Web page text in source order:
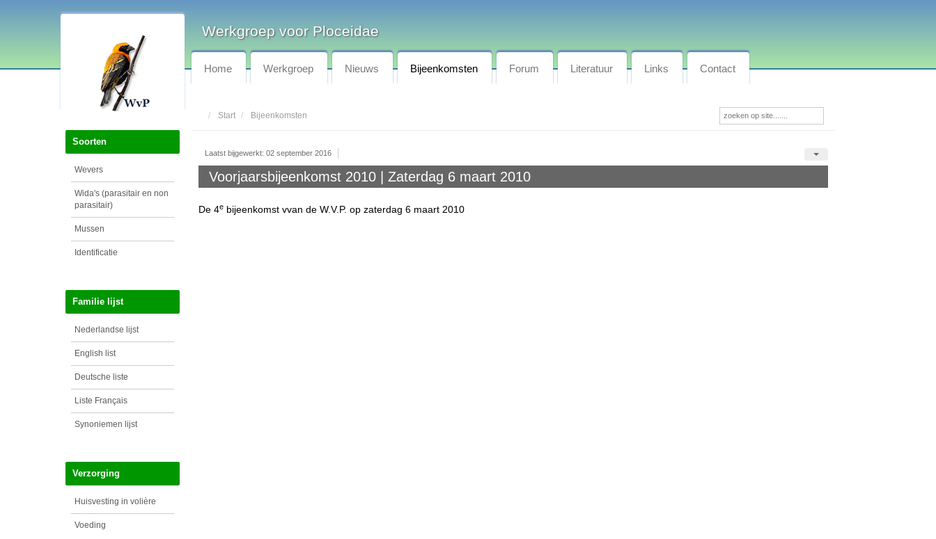
Soorten
Wevers
Wida's (parasitair en non
parasitair)
Mussen
Identificatie
Familie lijst
Nederlandse lijst
English list
Deutsche liste
Liste Français
Synoniemen lijst
Verzorging
Huisvesting in volière
Voeding
Werkgroep voor Ploceidae
Home Werkgroep Nieuws Bijeenkomsten Forum Literatuur Links Contact
Start Bijeenkomsten
Laatst bijgewerkt: 02 september 2016
Voorjaarsbijeenkomst 2010 | Zaterdag 6 maart 2010
De 4ebijeenkomst vvan de W.V.P. op zaterdag 6 maart 2010